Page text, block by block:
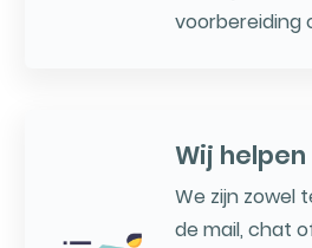
voorbereiding
Wij
We zijn zowel
de mail, chat